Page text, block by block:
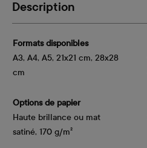
Description
Formats disponibles
A3, A4, A5, 21x21 cm, 28x28
cm
Options de papier
Haute brillance ou mat
satiné, 170 g/m²